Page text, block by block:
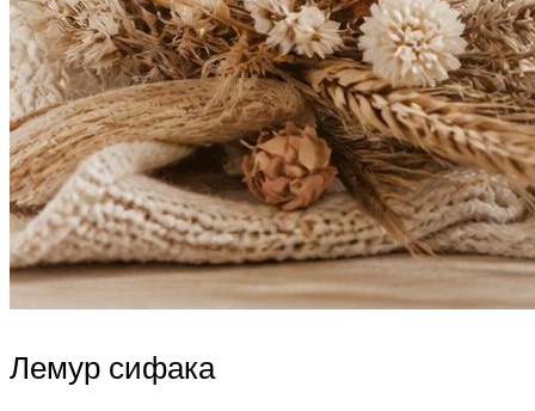
Лемур сифака